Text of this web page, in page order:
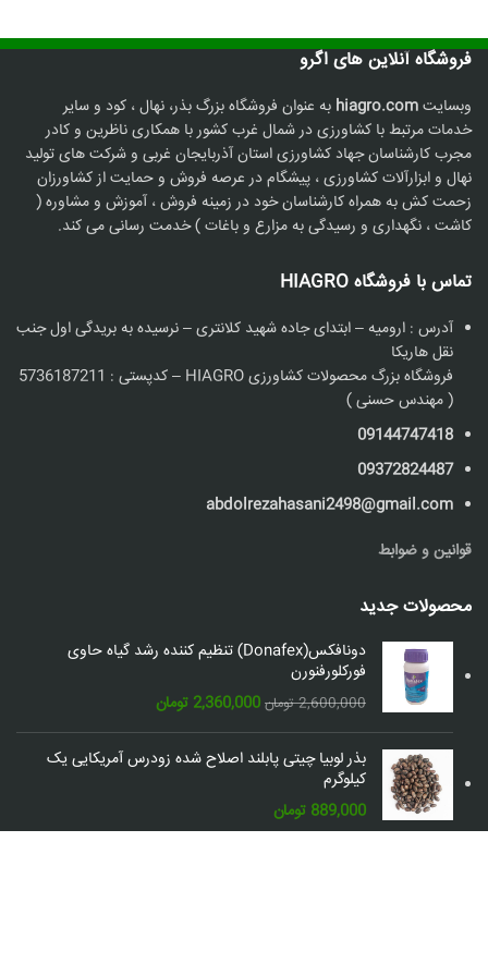
فروشگاه آنلاین های اگرو
وبسایتhiagro.com به عنوان فروشگاه بزرگ بذر، نهال ، کود و سایر
خدمات مرتبط با کشاورزی در شمال غرب کشور با همکاری ناظرین و کادر
مجرب کارشناسان جهاد کشاورزی استان آذربایجان غربی و شرکت های تولید
نهال و ابزارآلات کشاورزی ، پیشگام در عرصه فروش و حمایت از کشاورزان
زحمت کش به همراه کارشناسان خود در زمینه فروش ، آموزش و مشاوره (
کاشت ، نگهداری و رسیدگی به مزارع و باغات ) خدمت رسانی می کند.
تماس با فروشگاه HIAGRO
آدرس : ارومیه – ابتدای جاده شهید کلانتری – نرسیده به بریدگی اول جنب
نقل هاریکا
فروشگاه بزرگ محصولات کشاورزی HIAGRO – کدپستی : 5736187211
( مهندس حسنی )
09144747418
09372824487
abdolrezahasani2498@gmail.com
قوانین و ضوابط
محصولات جدید
دونافکس(Donafex) تنظیم کننده رشد گیاه حاوی
فورکلورفنورن
2,600,000 تومان قیمت
اصلی:
2,600,000 تومان
2,360,000 تومانقیمت
فعلی:
2,360,000 تومان.
بذر لوبیا چیتی پابلند اصلاح شده زودرس آمریکایی یک
کیلوگرم
889,000 تومان